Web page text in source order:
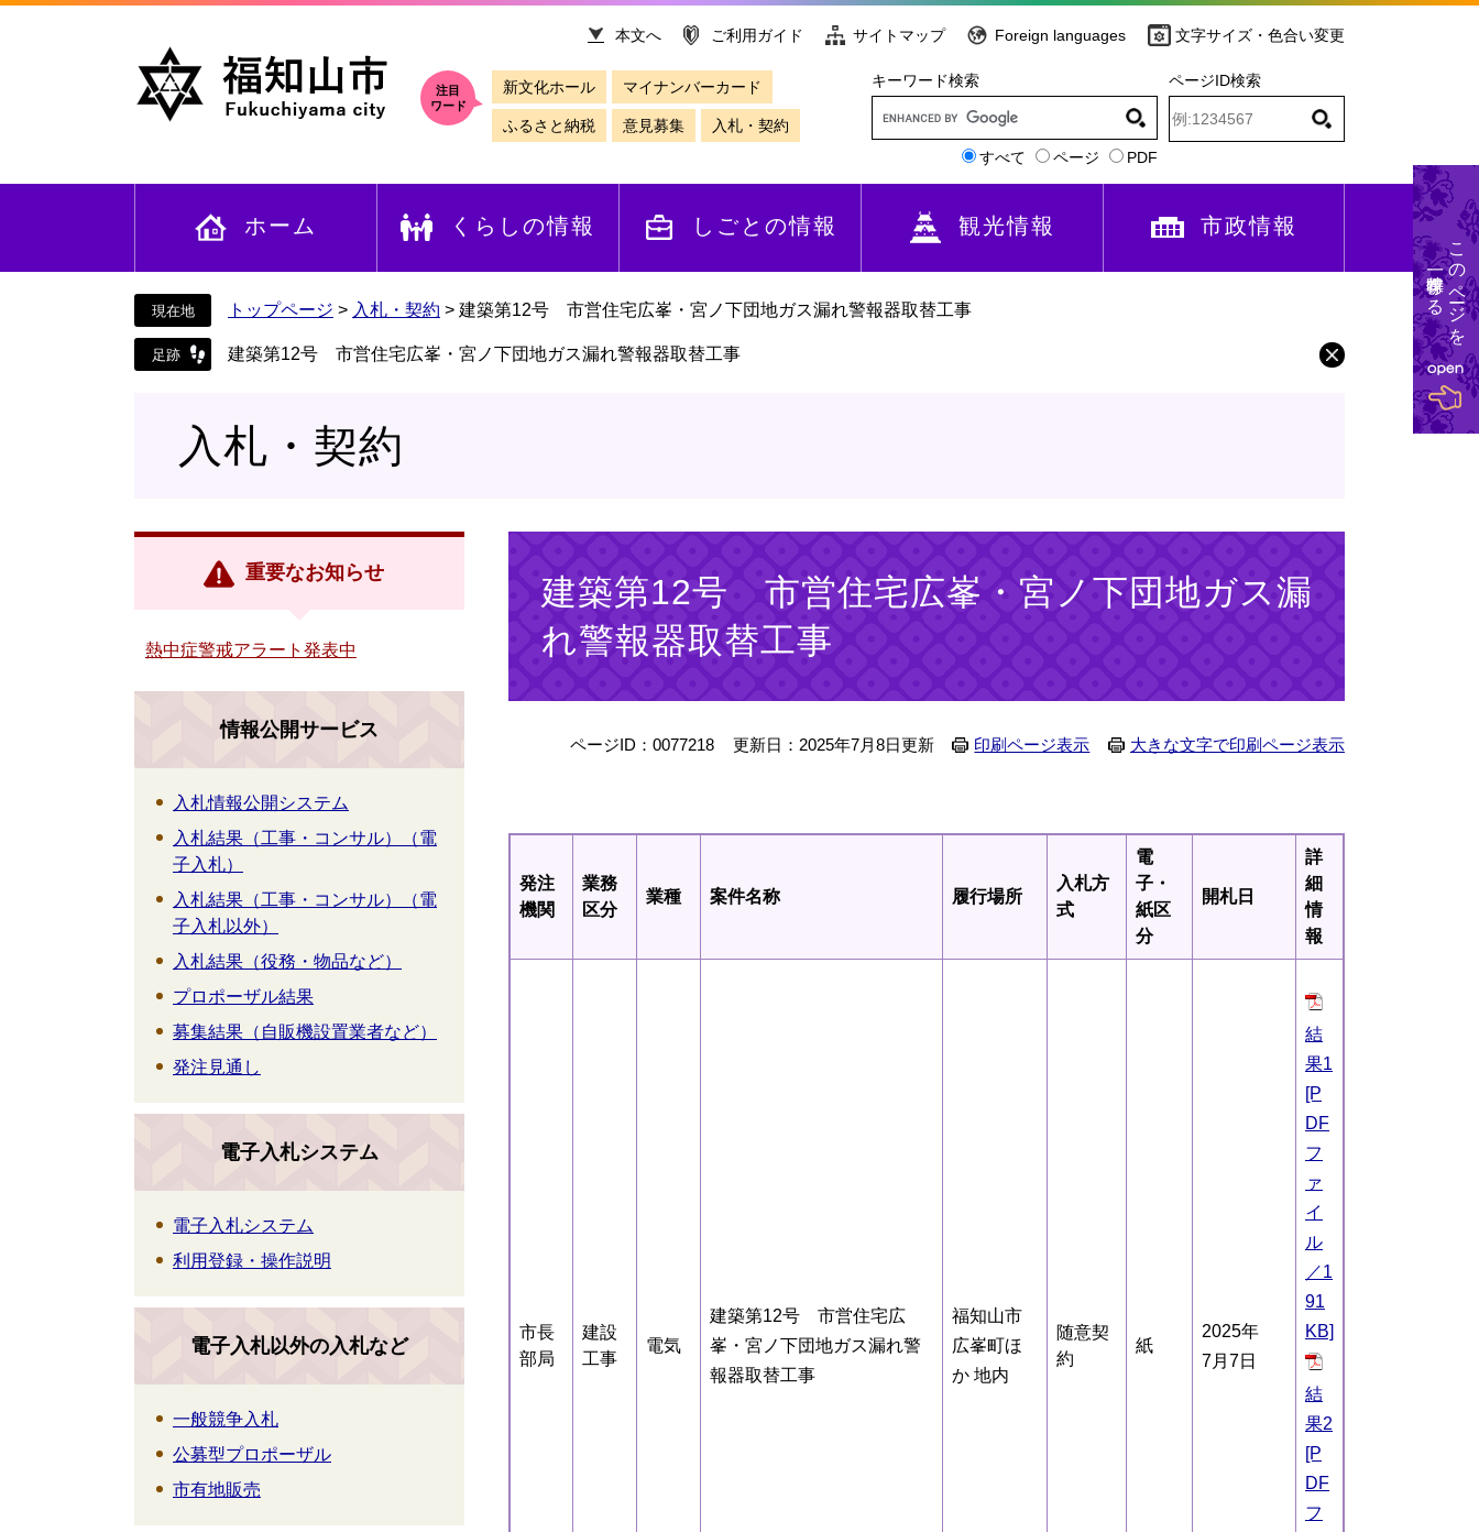
文
本文へ ご利用ガイド サイトマップ Foreign languages 文字サイズ・色合い変更
注目
ワード
新文化ホール マイナンバーカード
ふるさと納税 意見募集 入札・契約
キーワード検索
すべて ページ PDF
ページID検索
ホーム くらしの情報 しごとの情報 観光情報 市政情報
トップページ > 入札・契約 > 建築第12号 市営住宅広峯・宮ノ下団地ガス漏れ警報器取替工事
建築第12号 市営住宅広峯・宮ノ下団地ガス漏れ警報器取替工事
入札・契約
建築第12号 市営住宅広峯・宮ノ下団地ガス漏
れ警報器取替工事
ページID：0077218 更新日：2025年7月8日更新 印刷ページ表示 大きな文字で印刷ページ表示
発注
機関
業務
区分
業種 案件名称 履行場所
入札方
式
電
子・
紙区
分
開札日
詳
細
情
報
市長
部局
建設
工事
電気
建築第12号 市営住宅広
峯・宮ノ下団地ガス漏れ警
報器取替工事
福知山市
広峯町ほ
か 地内
随意契
約
紙
2025年
7月7日
結
果1
[P
DF
フ
ァ
イ
ル
／1
91
KB]
結
果2
[P
DF
フ
重要なお知らせ
熱中症警戒アラート発表中
情報公開サービス
入札情報公開システム
入札結果（工事・コンサル）（電
子入札）
入札結果（工事・コンサル）（電
子入札以外）
入札結果（役務・物品など）
プロポーザル結果
募集結果（自販機設置業者など）
発注見通し
電子入札システム
電子入札システム
利用登録・操作説明
電子入札以外の入札など
一般競争入札
公募型プロポーザル
市有地販売
このページを
一時保存する